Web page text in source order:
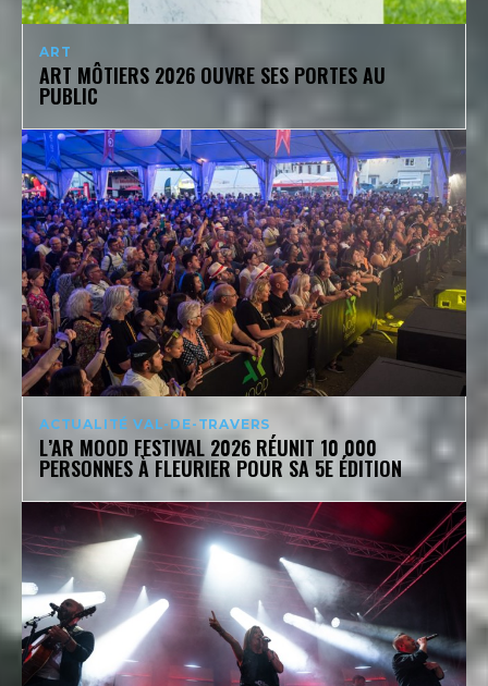
ART
ART MÔTIERS 2026 OUVRE SES PORTES AU
PUBLIC
ACTUALITÉ VAL-DE-TRAVERS
L’AR MOOD FESTIVAL 2026 RÉUNIT 10 000
PERSONNES À FLEURIER POUR SA 5E ÉDITION